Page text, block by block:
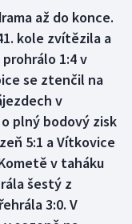
až do konce.
kole zvítězila a
1:4 v
se ztenčil na
v
plný bodový zisk
5:1 a Vítkovice
v taháku
šestý z
3:0. V